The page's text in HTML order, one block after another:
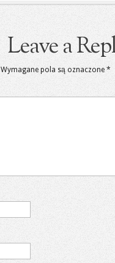
Leave a
Wymagane pola są oznaczone *